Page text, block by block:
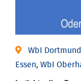
WbI
Essen, WbI